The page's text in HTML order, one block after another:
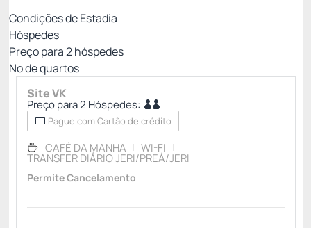
Condições de Estadia
Hóspedes
Preço para2hóspedes
Nº de quartos
Site VK
Preço para 2 Hóspedes:
Pague com Cartão de crédito
CAFÉ DA MANHA WI-FI
TRANSFER DIÁRIO JERI/PREÁ/JERI
Permite Cancelamento